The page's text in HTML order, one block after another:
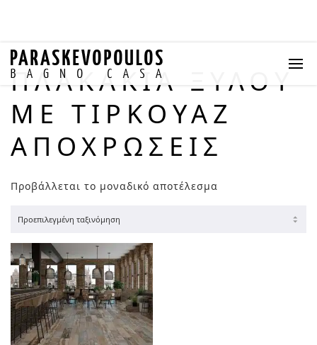
ΠΛΑΚΆΚΙΑ ΞΎΛΟΥ
ΜΕ ΤΙΡΚΟΥΆΖ
ΑΠΟΧΡΏΣΕΙΣ
Προβάλλεται το μοναδικό αποτέλεσμα